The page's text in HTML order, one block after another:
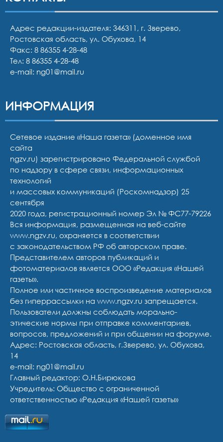
Адрес редакции-издателя: 346311, г. Зверево,
Ростовская область, ул. Обухова, 14
Факс: 8 86355 4-28-48
Тел: 8 86355 4-28-48
e-mail: ng01@mail.ru
ИНФОРМАЦИЯ
Сетевое издание «Наша газета» (доменное имя
сайта
ngzv.ru) зарегистрировано Федеральной службой
по надзору в сфере связи, информационных
технологий
и массовых коммуникаций (Роскомнадзор) 25
сентября
2020 года, регистрационный номер Эл № ФС77-79226
Вся информация, размещенная на веб-сайте
www.ngzv.ru, охраняется в соответствии
с законодательством РФ об авторском праве.
Представителем авторов публикаций и
фотоматериалов является ООО «Редакция «Нашей
газеты».
Полное или частичное воспроизведение материалов
без гиперрассылки на www.ngzv.ru запрещается.
Пользователи должны соблюдать морально-
этические нормы при отправке комментариев,
вопросов, предложений и при общении на форуме.
Адрес: Ростовская область, г.Зверево, ул. Обухова,
14
e-mail: ng01@mail.ru
Главный редактор: О.Н.Бирюкова
Учредитель: Общество с ограниченной
ответственностью «Редакция «Нашей газеты»